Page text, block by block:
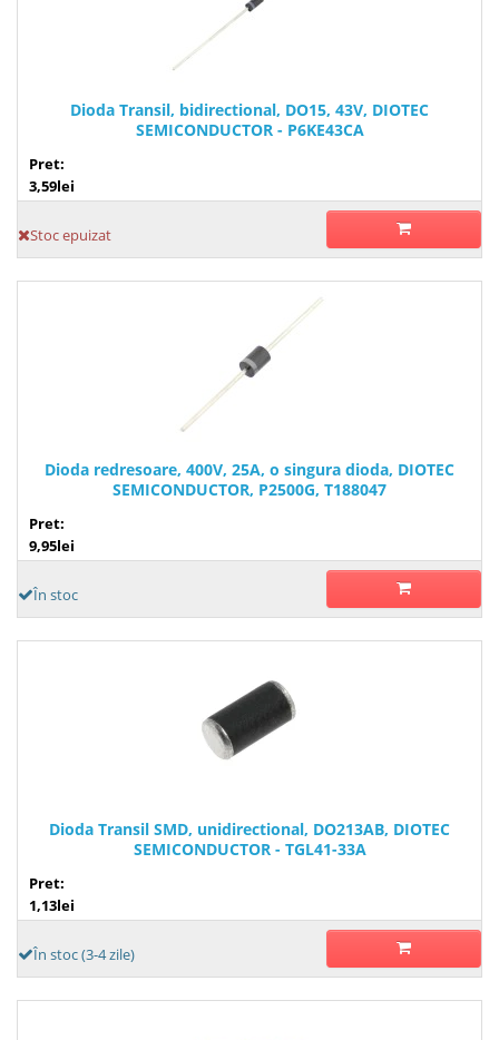
Dioda Transil, bidirectional, DO15, 43V, DIOTEC
SEMICONDUCTOR - P6KE43CA
Pret:
3,59lei
Stoc epuizat
Dioda redresoare, 400V, 25A, o singura dioda, DIOTEC
SEMICONDUCTOR, P2500G, T188047
Pret:
9,95lei
În stoc
Dioda Transil SMD, unidirectional, DO213AB, DIOTEC
SEMICONDUCTOR - TGL41-33A
Pret:
1,13lei
În stoc (3-4 zile)